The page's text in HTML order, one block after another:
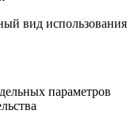
вид использования
параметров